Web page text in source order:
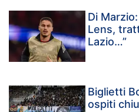
Di
Lens,
Lazio…”
Biglietti
ospiti